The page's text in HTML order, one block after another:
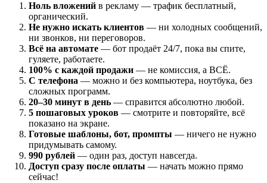
Ноль вложений в рекламу — трафик бесплатный,
органический.
Не нужно искать клиентов — ни холодных сообщений,
ни звонков, ни переговоров.
Всё на автомате — бот продаёт 24/7, пока вы спите,
гуляете, работаете.
100% с каждой продажи — не комиссия, а ВСЁ.
С телефона — можно и без компьютера, ноутбука, без
сложных программ.
20–30 минут в день — справится абсолютно любой.
5 пошаговых уроков — смотрите и повторяйте, всё
показано на экране.
Готовые шаблоны, бот, промпты — ничего не нужно
придумывать самому.
990 рублей — один раз, доступ навсегда.
Доступ сразу после оплаты — начать можно прямо
сейчас!